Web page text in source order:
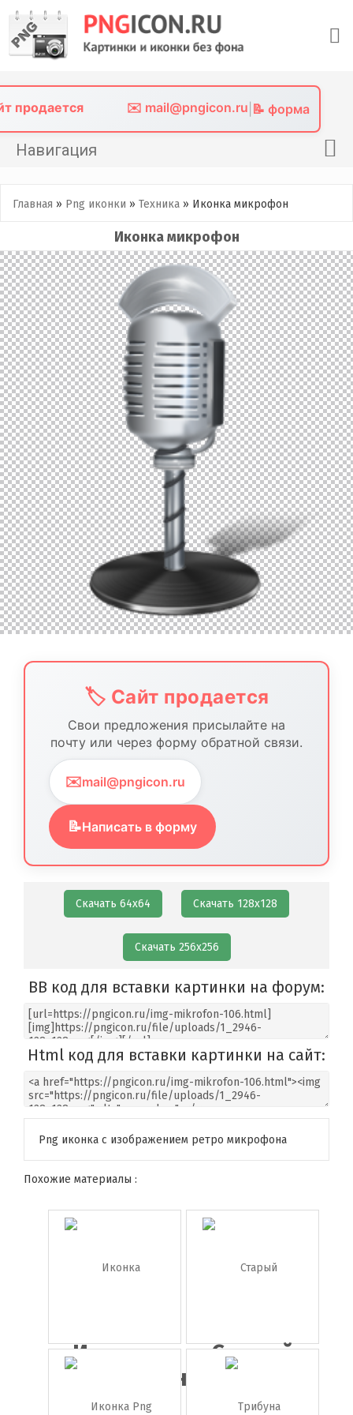
content
продается ✉️ mail@pngicon.ru 📝 форма
Навигация
Png иконки
Фото без фона
Контакты
Главная » Png иконки » Техника » Иконка микрофон
Иконка микрофон
🏷️ Сайт продается
Свои предложения присылайте на
почту или через форму обратной связи.
✉️mail@pngicon.ru
📝Написать в форму
Скачать 64х64 Скачать 128х128
Скачать 256х256
BB код для вставки картинки на форум:
Html код для вставки картинки на сайт:
Png иконка с изображением ретро микрофона
Похожие материалы :
Иконка
граммофон
Старый
телевизор